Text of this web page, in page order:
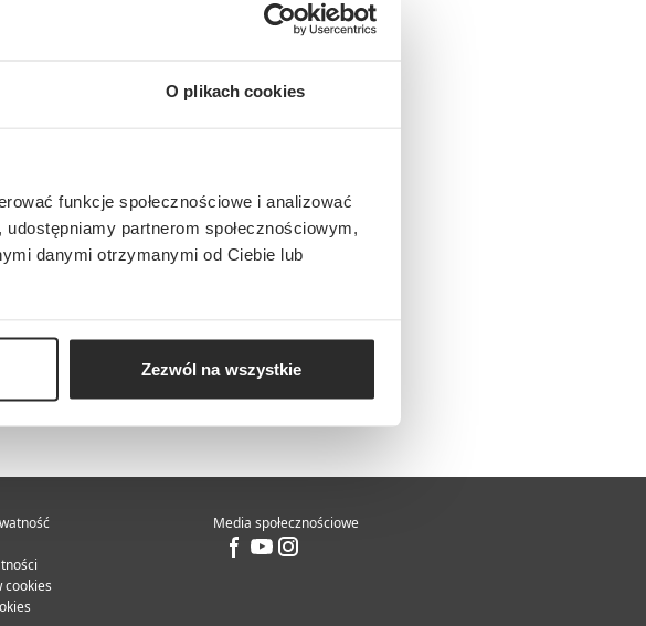
O plikach cookies
funkcje społecznościowe i analizować
partnerom społecznościowym,
danymi otrzymanymi od Ciebie lub
Zezwól na wszystkie
cookies
Media społecznościowe